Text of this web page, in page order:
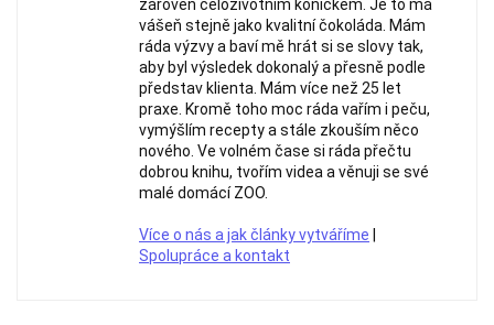
zároveň celoživotním koníčkem. Je to má
vášeň stejně jako kvalitní čokoláda. Mám
ráda výzvy a baví mě hrát si se slovy tak,
aby byl výsledek dokonalý a přesně podle
představ klienta. Mám více než 25 let
praxe. Kromě toho moc ráda vařím i peču,
vymýšlím recepty a stále zkouším něco
nového. Ve volném čase si ráda přečtu
dobrou knihu, tvořím videa a věnuji se své
malé domácí ZOO.
Více o nás a jak články vytváříme
Spolupráce a kontakt